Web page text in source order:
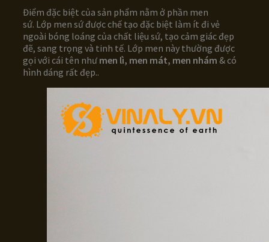
Điểm đặc biệt của sản phẩm nằm ở phần men
sứ. Lớp men sứ được chế tạo đặc biệt làm ít đi vẻ
ngoài bóng loáng của chất liệu sứ, tạo cảm giác đẹp
đẽ, sang trọng và tinh tế. Lớp men này thường được
gọi với cái tên như men lì, men mát, men nhám & có
hình dáng rất đẹp..